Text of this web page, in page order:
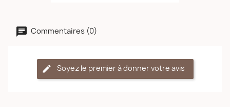
Commentaires (0)
Soyez le premier à donner votre avis